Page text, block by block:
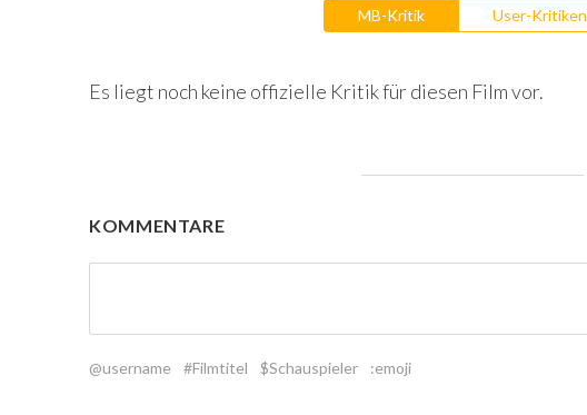
MB-Kritik User-Kritiken
Es liegt noch keine offizielle Kritik für diesen Film vor.
KOMMENTARE
@username #Filmtitel $Schauspieler :emoji